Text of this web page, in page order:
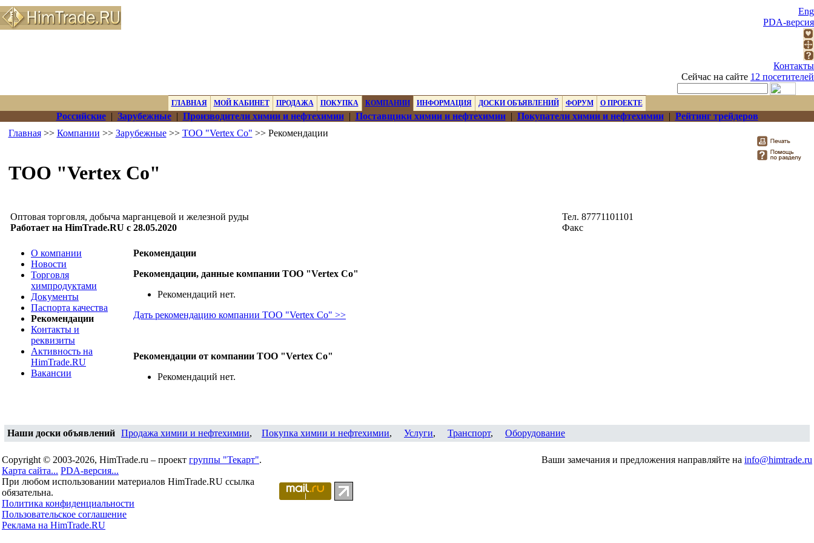
Eng
PDA-версия
Контакты
Сейчас на сайте 12 посетителей
ГЛАВНАЯ МОЙ КАБИНЕТ ПРОДАЖА ПОКУПКА КОМПАНИИ ИНФОРМАЦИЯ ДОСКИ ОБЪЯВЛЕНИЙ ФОРУМ О ПРОЕКТЕ
Российские| Зарубежные| Производители химии и нефтехимии| Поставщики химии и нефтехимии| Покупатели химии и нефтехимии| Рейтинг трейдеров
Главная>> Компании >> Зарубежные>> ТОО "Vertex Co" >> Рекомендации
ТОО "Vertex Co"
Оптовая торговля, добыча марганцевой и железной руды
Работает на HimTrade.RU с 28.05.2020
Тел. 87771101101
Факс
О компании
Новости
Торговля
химпродуктами
Документы
Паспорта качества
Рекомендации
Контакты и
реквизиты
Активность на
HimTrade.RU
Вакансии
Рекомендации
Рекомендации, данные компании ТОО "Vertex Co"
Рекомендаций нет.
Дать рекомендацию компании ТОО "Vertex Co" >>
Рекомендации от компании ТОО "Vertex Co"
Рекомендаций нет.
Наши доски объявлений Продажа химии и нефтехимии, Покупка химии и нефтехимии, Услуги, Транспорт, Оборудование
Copyright © 2003-2026, HimTrade.ru – проект группы "Текарт".
Карта сайта... PDA-версия...
При любом использовании материалов HimTrade.RU ссылка
обязательна.
Политика конфиденциальности
Пользовательское соглашение
Реклама на HimTrade.RU
Ваши замечания и предложения направляйте на info@himtrade.ru